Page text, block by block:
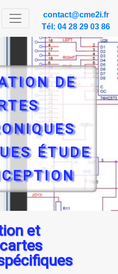
contact@cme2i.fr
Tél: 04 28 29 03 86
DE
ÉTUDE
et